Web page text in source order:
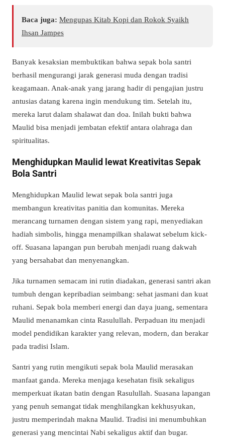
Baca juga: Mengupas Kitab Kopi dan Rokok Syaikh
Ihsan Jampes
Banyak kesaksian membuktikan bahwa sepak bola santri
berhasil mengurangi jarak generasi muda dengan tradisi
keagamaan. Anak-anak yang jarang hadir di pengajian justru
antusias datang karena ingin mendukung tim. Setelah itu,
mereka larut dalam shalawat dan doa. Inilah bukti bahwa
Maulid bisa menjadi jembatan efektif antara olahraga dan
spiritualitas.
Menghidupkan Maulid lewat Kreativitas Sepak
Bola Santri
Menghidupkan Maulid lewat sepak bola santri juga
membangun kreativitas panitia dan komunitas. Mereka
merancang turnamen dengan sistem yang rapi, menyediakan
hadiah simbolis, hingga menampilkan shalawat sebelum kick-
off. Suasana lapangan pun berubah menjadi ruang dakwah
yang bersahabat dan menyenangkan.
Jika turnamen semacam ini rutin diadakan, generasi santri akan
tumbuh dengan kepribadian seimbang: sehat jasmani dan kuat
ruhani. Sepak bola memberi energi dan daya juang, sementara
Maulid menanamkan cinta Rasulullah. Perpaduan itu menjadi
model pendidikan karakter yang relevan, modern, dan berakar
pada tradisi Islam.
Santri yang rutin mengikuti sepak bola Maulid merasakan
manfaat ganda. Mereka menjaga kesehatan fisik sekaligus
memperkuat ikatan batin dengan Rasulullah. Suasana lapangan
yang penuh semangat tidak menghilangkan kekhusyukan,
justru memperindah makna Maulid. Tradisi ini menumbuhkan
generasi yang mencintai Nabi sekaligus aktif dan bugar.